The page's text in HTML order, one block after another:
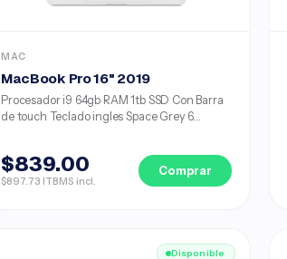
MAC
MacBook Pro 16" 2019
Procesador i9 64gb RAM 1tb SSD Con Barra
de touch Teclado ingles Space Grey 6...
$839.00
$897.73 ITBMS incl.
Comprar
Disponible